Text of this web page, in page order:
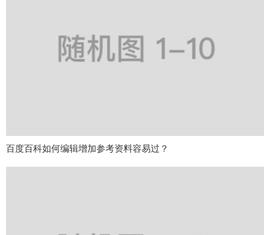
百度百科如何编辑增加参考资料容易过？